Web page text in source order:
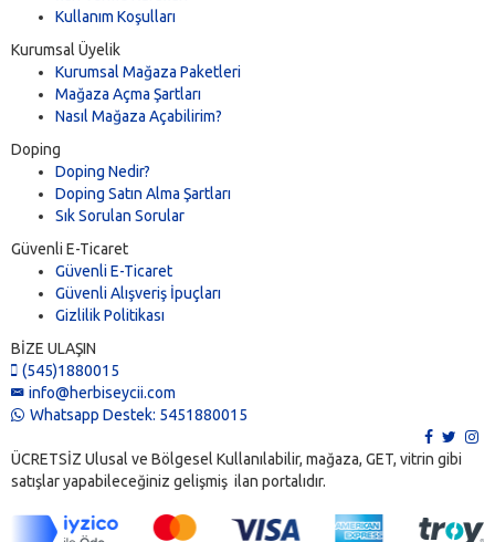
Kullanım Koşulları
Kurumsal Üyelik
Kurumsal Mağaza Paketleri
Mağaza Açma Şartları
Nasıl Mağaza Açabilirim?
Doping
Doping Nedir?
Doping Satın Alma Şartları
Sık Sorulan Sorular
Güvenli E-Ticaret
Güvenli E-Ticaret
Güvenli Alışveriş İpuçları
Gizlilik Politikası
BİZE ULAŞIN
(545)1880015
info@herbiseycii.com
Whatsapp Destek: 5451880015
ÜCRETSİZ Ulusal ve Bölgesel Kullanılabilir, mağaza, GET, vitrin gibi
satışlar yapabileceğiniz gelişmiş ilan portalıdır.